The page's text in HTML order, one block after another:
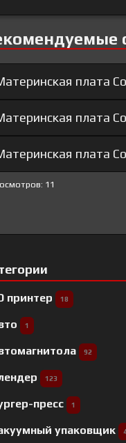
плата
плата
плата
11
принтер 18
1
92
123
пресс 1
упаковщик